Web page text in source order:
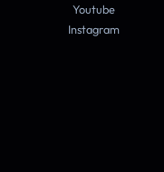
Youtube
Instagram